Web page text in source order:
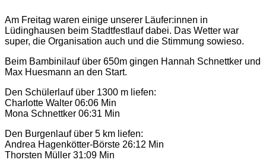
Am Freitag waren einige unserer Läufer:innen in
Lüdinghausen beim Stadtfestlauf dabei. Das Wetter war
super, die Organisation auch und die Stimmung sowieso.
Beim Bambinilauf über 650m gingen Hannah Schnettker und
Max Huesmann an den Start.
Den Schülerlauf über 1300 m liefen:
Charlotte Walter 06:06 Min
Mona Schnettker 06:31 Min
Den Burgenlauf über 5 km liefen:
Andrea Hagenkötter-Börste 26:12 Min
Thorsten Müller 31:09 Min